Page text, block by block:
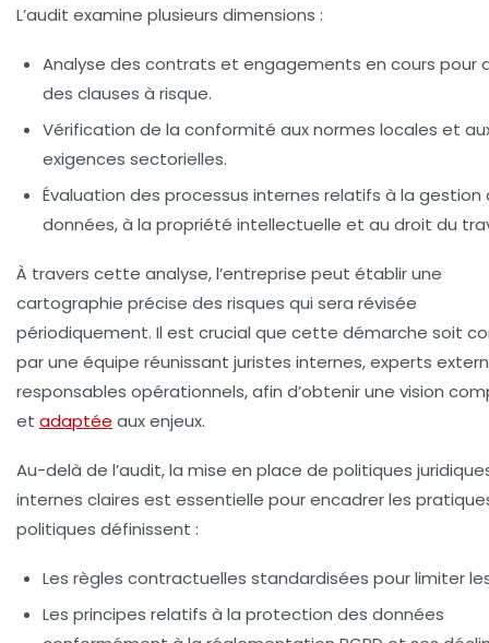
L’audit examine plusieurs dimensions :
Analyse des contrats et engagements en cours pour
des clauses à risque.
Vérification de la conformité aux normes locales et
exigences sectorielles.
Évaluation des processus internes relatifs à la gestion
données, à la propriété intellectuelle et au droit du
À travers cette analyse, l’entreprise peut établir une
cartographie précise des risques qui sera révisée
périodiquement. Il est crucial que cette démarche soit
par une équipe réunissant juristes internes, experts
responsables opérationnels, afin d’obtenir une vision
et adaptée aux enjeux.
Au-delà de l’audit, la mise en place de politiques
internes claires est essentielle pour encadrer les
politiques définissent :
Les règles contractuelles standardisées pour limiter
Les principes relatifs à la protection des données